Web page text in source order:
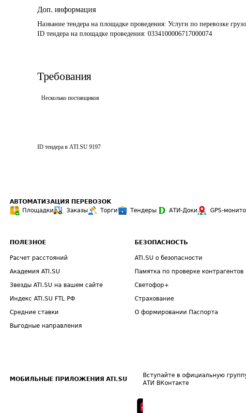
Доп. информация
Название тендера на площадке проведения: Услуги по перевозке
ID тендера на площадке проведения: 0334100006717000074
Требования
Несколько поставщиков
ID тендера в ATI.SU 9197
АВТОМАТИЗАЦИЯ ПЕРЕВОЗОК
Площадки
Заказы Торги Тендеры АТИ-Доки GPS-
ПОЛЕЗНОЕ
Расчет расстояний
Академия ATI.SU
Звезды ATI.SU на вашем сайте
Индекс ATI.SU FTL РФ
Средние ставки
Выгодные направления
БЕЗОПАСНОСТЬ
ATI.SU о безопасности
Памятка по проверке контрагентов
Светофор+
Страхование
О формировании Паспорта
МОБИЛЬНЫЕ ПРИЛОЖЕНИЯ ATI.SU
Вступайте в официальную
АТИ ВКонтакте